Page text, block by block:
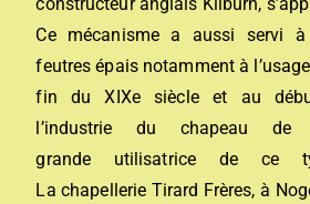
constructeur anglais Kilburn,
Ce mécanisme a aussi servi
feutres épais notamment à
fin du XIXe siècle et au
l’industrie du chapeau
grande utilisatrice de ce
La chapellerie Tirard Frères, à